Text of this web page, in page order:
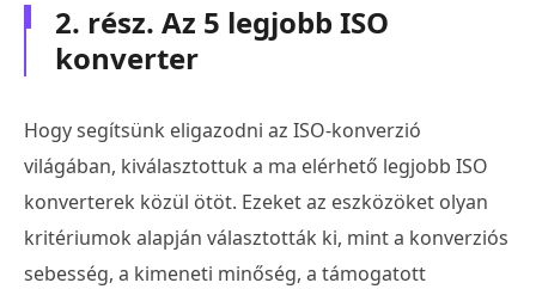
2. rész. Az 5 legjobb ISO
konverter
Hogy segítsünk eligazodni az ISO-konverzió
világában, kiválasztottuk a ma elérhető legjobb ISO
konverterek közül ötöt. Ezeket az eszközöket olyan
kritériumok alapján választották ki, mint a konverziós
sebesség, a kimeneti minőség, a támogatott